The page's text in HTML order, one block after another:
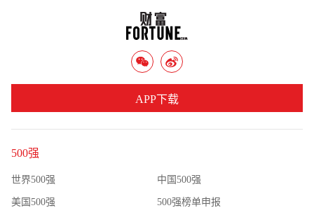
500强
世界500强 中国500强
美国500强 500强榜单申报
APP下载